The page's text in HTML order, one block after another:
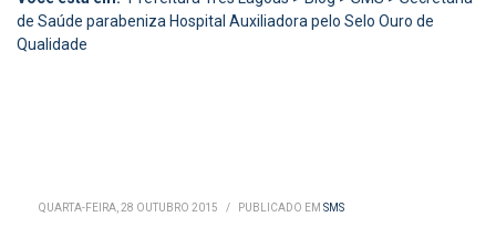
de Saúde parabeniza Hospital Auxiliadora pelo Selo Ouro de
Qualidade
QUARTA-FEIRA, 28 OUTUBRO 2015 / PUBLICADO EM SMS